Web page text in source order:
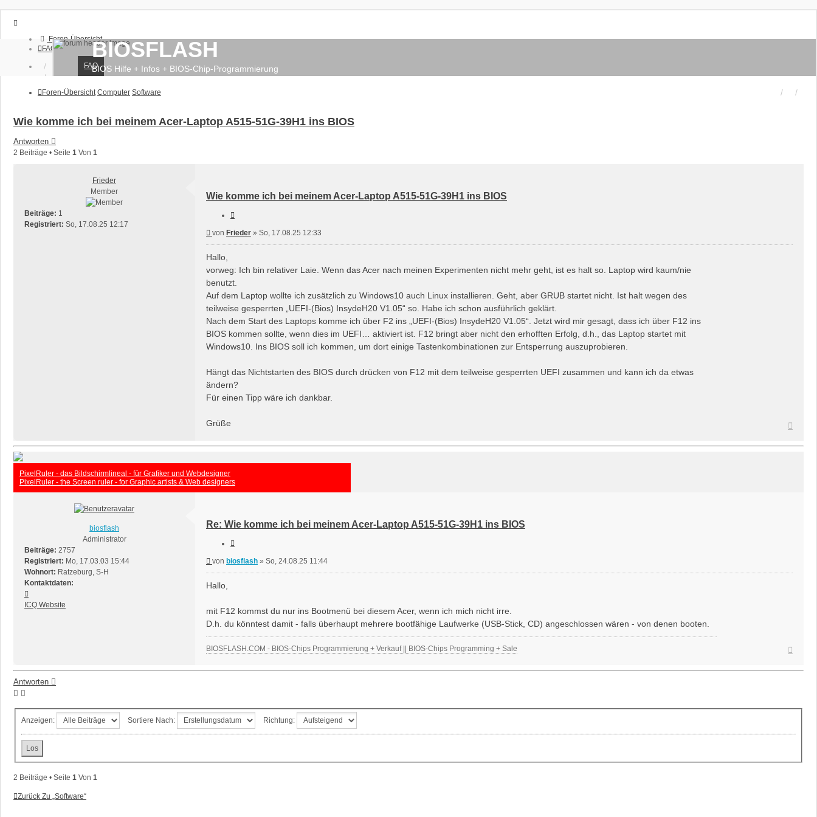
Foren-Übersicht
FAQ
Anmelden
Registrieren
BIOSFLASH
BIOS Hilfe + Infos + BIOS-Chip-Programmierung
FAQ
Foren-Übersicht Computer Software
Wie komme ich bei meinem Acer-Laptop A515-51G-39H1 ins BIOS
Antworten
2 Beiträge • Seite 1 Von 1
Frieder
Member
Beiträge: 1
Registriert: So, 17.08.25 12:17
Wie komme ich bei meinem Acer-Laptop A515-51G-39H1 ins BIOS
Beitrag
von Frieder » So, 17.08.25 12:33
Hallo,
vorweg: Ich bin relativer Laie. Wenn das Acer nach meinen Experimenten nicht mehr geht, ist es halt so. Laptop wird kaum/nie
benutzt.
Auf dem Laptop wollte ich zusätzlich zu Windows10 auch Linux installieren. Geht, aber GRUB startet nicht. Ist halt wegen des
teilweise gesperrten „UEFI-(Bios) InsydeH20 V1.05“ so. Habe ich schon ausführlich geklärt.
Nach dem Start des Laptops komme ich über F2 ins „UEFI-(Bios) InsydeH20 V1.05“. Jetzt wird mir gesagt, dass ich über F12 ins
BIOS kommen sollte, wenn dies im UEFI… aktiviert ist. F12 bringt aber nicht den erhofften Erfolg, d.h., das Laptop startet mit
Windows10. Ins BIOS soll ich kommen, um dort einige Tastenkombinationen zur Entsperrung auszuprobieren.
Hängt das Nichtstarten des BIOS durch drücken von F12 mit dem teilweise gesperrten UEFI zusammen und kann ich da etwas
ändern?
Für einen Tipp wäre ich dankbar.
Grüße
PixelRuler - das Bildschirmlineal - für Grafiker und Webdesigner
PixelRuler - the Screen ruler - for Graphic artists & Web designers
biosflash
Administrator
Beiträge: 2757
Registriert: Mo, 17.03.03 15:44
Wohnort: Ratzeburg, S-H
Kontaktdaten:
von
ICQ Website
Re: Wie komme ich bei meinem Acer-Laptop A515-51G-39H1 ins BIOS
Beitrag
von biosflash » So, 24.08.25 11:44
Hallo,
mit F12 kommst du nur ins Bootmenü bei diesem Acer, wenn ich mich nicht irre.
D.h. du könntest damit - falls überhaupt mehrere bootfähige Laufwerke (USB-Stick, CD) angeschlossen wären - von denen booten.
BIOSFLASH.COM - BIOS-Chips Programmierung + Verkauf || BIOS-Chips Programming + Sale
Antworten
Anzeigen: Sortiere Nach: Richtung:
2 Beiträge • Seite 1 Von 1
Zurück Zu „Software“